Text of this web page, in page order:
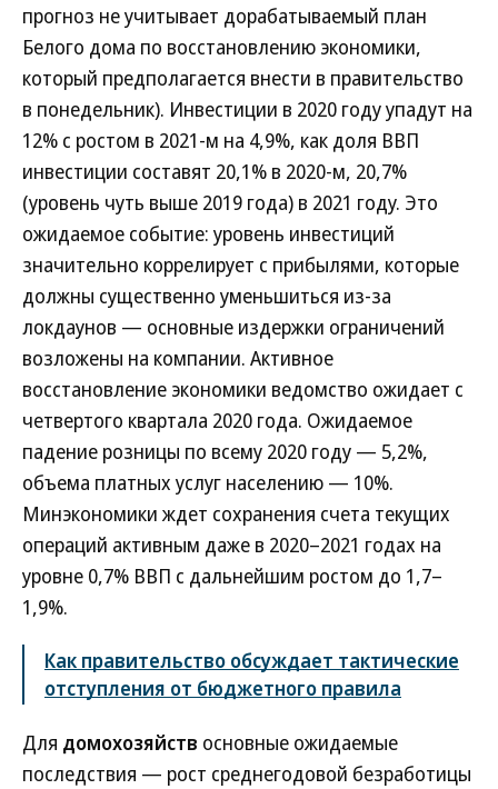
прогноз не учитывает дорабатываемый план
Белого дома по восстановлению экономики,
который предполагается внести в правительство
в понедельник). Инвестиции в 2020 году упадут на
12% с ростом в 2021-м на 4,9%, как доля ВВП
инвестиции составят 20,1% в 2020-м, 20,7%
(уровень чуть выше 2019 года) в 2021 году. Это
ожидаемое событие: уровень инвестиций
значительно коррелирует с прибылями, которые
должны существенно уменьшиться из-за
локдаунов — основные издержки ограничений
возложены на компании. Активное
восстановление экономики ведомство ожидает с
четвертого квартала 2020 года. Ожидаемое
падение розницы по всему 2020 году — 5,2%,
объема платных услуг населению — 10%.
Минэкономики ждет сохранения счета текущих
операций активным даже в 2020–2021 годах на
уровне 0,7% ВВП с дальнейшим ростом до 1,7–
1,9%.
Как правительство обсуждает тактические
отступления от бюджетного правила
Для домохозяйств основные ожидаемые
последствия — рост среднегодовой безработицы